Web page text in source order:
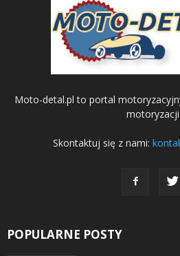
Moto-detal.pl to portal
motoryzacji.
Skontaktuj się z nami:
POPULARNE POSTY